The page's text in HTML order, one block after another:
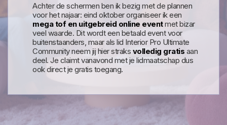
Achter de schermen ben ik bezig met de plannen
voor het najaar: eind oktober organiseer ik een
mega tof en uitgebreid online eventmet bizar
veel waarde. Dit wordt een betaald event voor
buitenstaanders, maar als lid Interior Pro Ultimate
Community neem jij hier straks volledig gratis aan
deel. Je claimt vanavond met je lidmaatschap dus
ook direct je gratis toegang.